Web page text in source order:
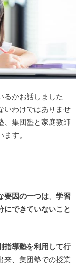
るかお話しました
いわけではありませ
、集団塾と家庭教師
す。
要因の一つは、 学習
にできていないこと
指導塾を利用して行
来、集団塾での授業